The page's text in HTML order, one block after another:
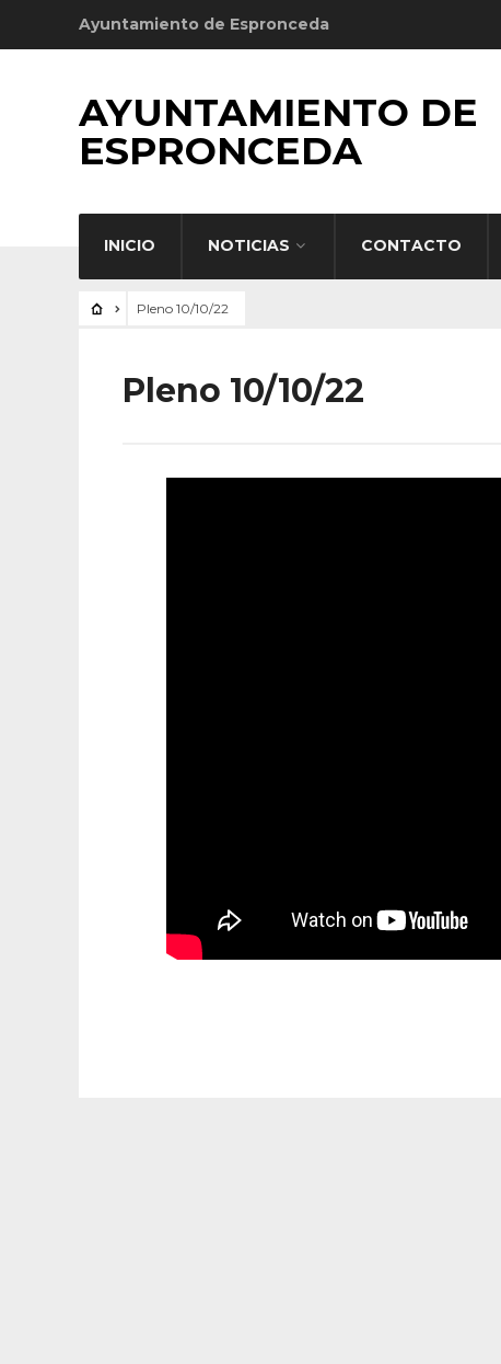
Ayuntamiento de Espronceda
AYUNTAMIENTO DE
ESPRONCEDA
INICIO NOTICIAS CONTACTO
Pleno 10/10/22
Pleno 10/10/22